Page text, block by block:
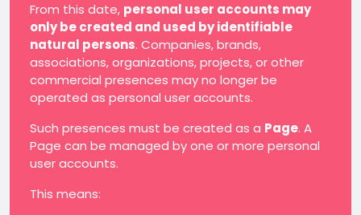
From this date, personal user accounts may
only be created and used by identifiable
natural persons. Companies, brands,
associations, organizations, projects, or other
commercial presences may no longer be
operated as personal user accounts.
Such presences must be created as a Page. A
Page can be managed by one or more personal
user accounts.
This means: